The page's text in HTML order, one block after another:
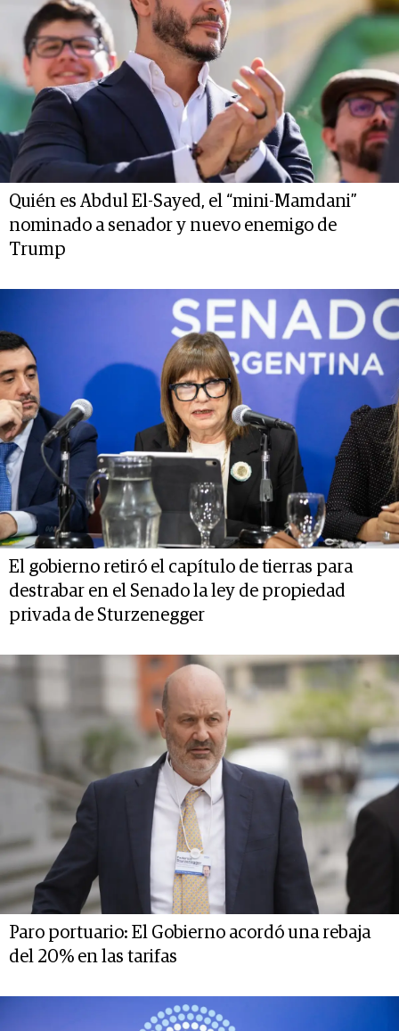
Quién es Abdul El-Sayed, el “mini-Mamdani”
nominado a senador y nuevo enemigo de
Trump
El gobierno retiró el capítulo de tierras para
destrabar en el Senado la ley de propiedad
privada de Sturzenegger
Paro portuario: El Gobierno acordó una rebaja
del 20% en las tarifas